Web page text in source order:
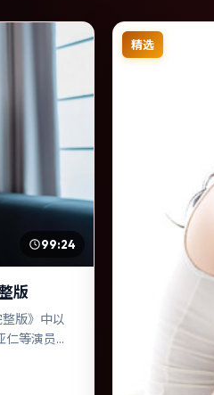
99:24
版
版》中以
等演员层
，逐步推
有力。
精选